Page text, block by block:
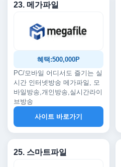
23. 메가파일
혜택:500,000P
PC/모바일 어디서도 즐기는 실
시간 인터넷방송 메가파일, 모
바일방송,개인방송,실시간라이
브방송
사이트 바로가기
25. 스마트파일